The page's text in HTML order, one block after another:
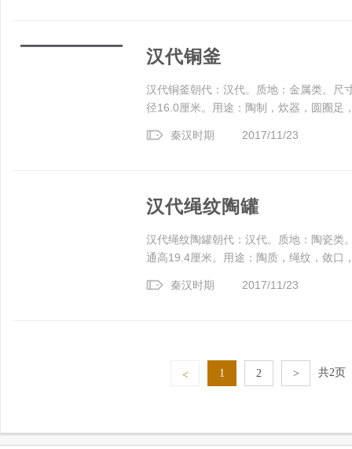
秦汉时期 2017/11/23
汉代铜釜
汉代铜釜朝代：汉代。质地：金属类。尺
径16.0厘米。用途：陶制，炊器，圆圈足
秦汉时期 2017/11/23
汉代绳纹陶罐
汉代绳纹陶罐朝代：汉代。质地：陶瓷类
通高19.4厘米。用途：陶质，绳纹，敛口
< 1 2 > 共2页